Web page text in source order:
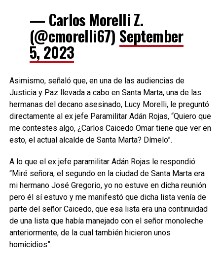
— Carlos Morelli Z.
(@cmorelli67) September
5, 2023
Asimismo, señaló que, en una de las audiencias de
Justicia y Paz llevada a cabo en Santa Marta, una de las
hermanas del decano asesinado, Lucy Morelli, le preguntó
directamente al ex jefe Paramilitar Adán Rojas, “Quiero que
me contestes algo, ¿Carlos Caicedo Omar tiene que ver en
esto, el actual alcalde de Santa Marta? Dímelo”.
A lo que el ex jefe paramilitar Adán Rojas le respondió:
“Miré señora, el segundo en la ciudad de Santa Marta era
mi hermano José Gregorio, yo no estuve en dicha reunión
pero él sí estuvo y me manifestó que dicha lista venía de
parte del señor Caicedo, que esa lista era una continuidad
de una lista que había manejado con el señor monoleche
anteriormente, de la cual también hicieron unos
homicidios”.